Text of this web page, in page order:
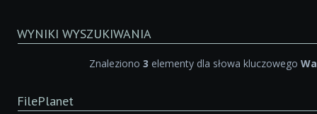
WYNIKI WYSZUKIWANIA
Znaleziono 3 elementy dla słowa kluczowego
FilePlanet